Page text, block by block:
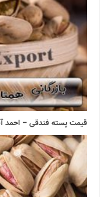
قیمت پسته فندقی – احمد